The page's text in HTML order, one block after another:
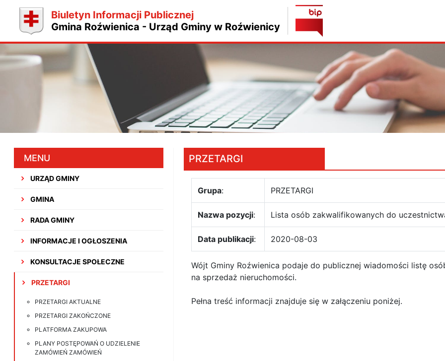
Biuletyn Informacji Publicznej
Gmina Roźwienica - Urząd Gminy w Roźwienicy
MENU
URZĄD GMINY
GMINA
RADA GMINY
INFORMACJE I OGŁOSZENIA
KONSULTACJE SPOŁECZNE
PRZETARGI
PRZETARGI AKTUALNE
PRZETARGI ZAKOŃCZONE
PLATFORMA ZAKUPOWA
PLANY POSTĘPOWAŃ O UDZIELENIE
ZAMÓWIEŃ ZAMÓWIEŃ
PRZETARGI
Grupa: PRZETARGI
Nazwa pozycji: Lista osób zakwalifikowanych do
Data publikacji: 2020-08-03
Wójt Gminy Roźwienica podaje do publicznej wiadomości listę
na sprzedaż nieruchomości.
Pełna treść informacji znajduje się w załączeniu poniżej.